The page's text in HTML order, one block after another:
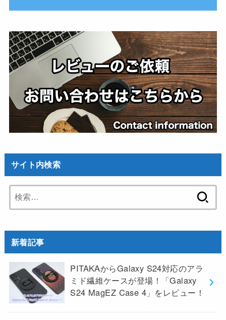
サイト内検索
索:
新着記事
PITAKAからGalaxy S24対応のアラ
ミド繊維ケースが登場！「Galaxy
S24 MagEZ Case 4」をレビュー！